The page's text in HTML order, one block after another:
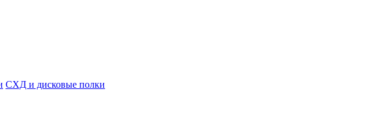
СХД и дисковые полки